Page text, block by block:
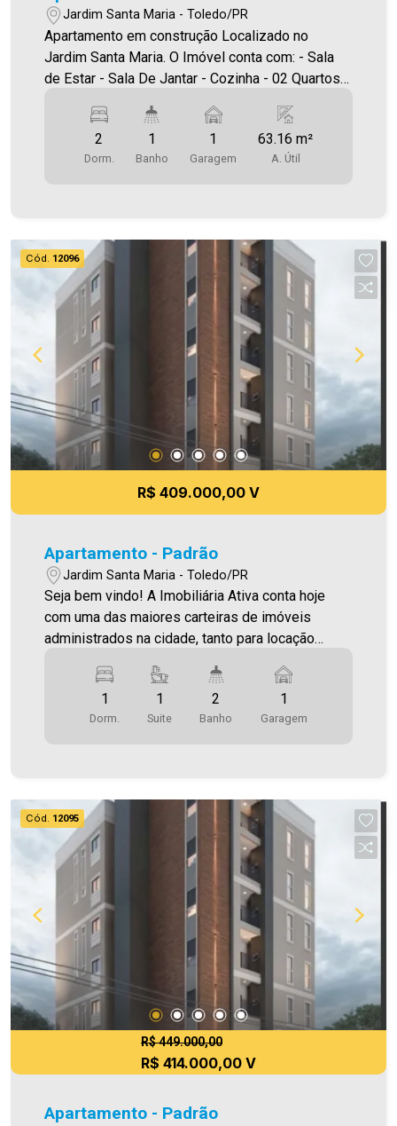
Jardim Santa Maria - Toledo/PR
Apartamento em construção Localizado no
Jardim Santa Maria. O Imóvel conta com: - Sala
de Estar - Sala De Jantar - Cozinha - 02 Quartos -
garagem - Sacada com churrasqueira Área
privativa 63,16m² A Imobiliária Ativa conta hoje
com uma das maiores carteiras de imóveis
Imobiliária Ativa, sinta-se em casa!
2
Dorm.
1
Banho
1
Garagem
63.16 m²
A. Útil
Cód. 12096
R$ 409.000,00 V
Apartamento - Padrão
Jardim Santa Maria - Toledo/PR
Seja bem vindo! A Imobiliária Ativa conta hoje
com uma das maiores carteiras de imóveis
administrados na cidade, tanto para locação
opções! Apartamento Localizado no Jardim
Santa Maria. O Imóvel conta com: - Sala de Estar -
Cozinha - 01 Quarto - 01 Suíte - 02 WCS (suíte e
para ar condicionado * Áreas comuns mobiliadas
Área privativa 73,79m² Aproveite essa
oportunidade! A hora de encontrar o seu novo lar
É AGORA! Imobiliária Ativa, sinta-se em casa!
1
Dorm.
1
Suite
2
Banho
1
Garagem
Cód. 12095
R$ 449.000,00
R$ 414.000,00 V
Apartamento - Padrão